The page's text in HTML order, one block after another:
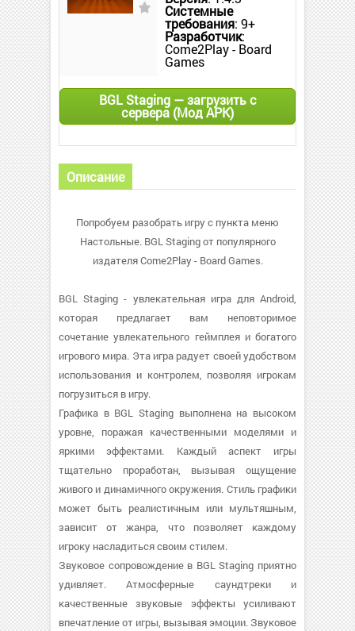
Системные
требования: 9+
Разработчик:
Come2Play - Board
Games
BGL Staging — загрузить с
сервера (Мод APK)
Описание
Попробуем разобрать игру с пункта меню
Настольные. BGL Staging от популярного
издателя Come2Play - Board Games.
BGL Staging - увлекательная игра для Android,
которая предлагает вам неповторимое
сочетание увлекательного геймплея и богатого
игрового мира. Эта игра радует своей удобством
использования и контролем, позволяя игрокам
погрузиться в игру.
Графика в BGL Staging выполнена на высоком
уровне, поражая качественными моделями и
яркими эффектами. Каждый аспект игры
тщательно проработан, вызывая ощущение
живого и динамичного окружения. Стиль графики
может быть реалистичным или мультяшным,
зависит от жанра, что позволяет каждому
игроку насладиться своим стилем.
Звуковое сопровождение в BGL Staging приятно
удивляет. Атмосферные саундтреки и
качественные звуковые эффекты усиливают
впечатление от игры, вызывая эмоции. Звуковое